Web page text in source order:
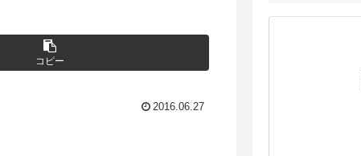
コピー
2016.06.27